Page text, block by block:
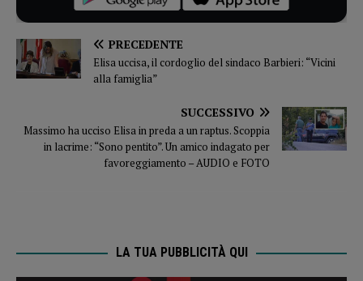
PRECEDENTE
Elisa uccisa, il cordoglio del sindaco Barbieri: “Vicini
alla famiglia”
SUCCESSIVO
Massimo ha ucciso Elisa in preda a un raptus. Scoppia
in lacrime: “Sono pentito”. Un amico indagato per
favoreggiamento – AUDIO e FOTO
LA TUA PUBBLICITÀ QUI